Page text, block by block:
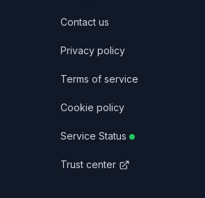
Contact us
Privacy policy
Terms of service
Cookie policy
Service Status
Trust center